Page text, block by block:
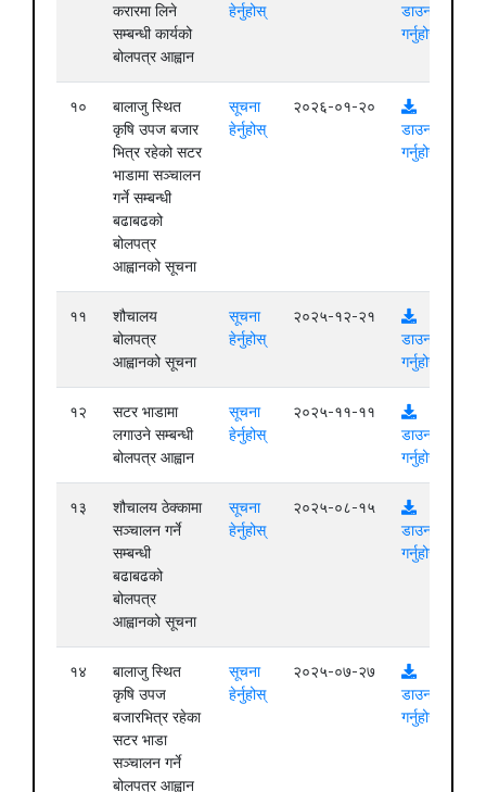
करारमा लिने
सम्बन्धी कार्यको
बोलपत्र आह्वान
हेर्नुहोस्
डाउनलोड
गर्नुहोस्
१०
बालाजु स्थित
कृषि उपज बजार
भित्र रहेको सटर
भाडामा सञ्चालन
गर्ने सम्बन्धी
बढाबढको
बोलपत्र
आह्वानको सूचना
सूचना
हेर्नुहोस्
२०२६-०१-२०
डाउनलोड
गर्नुहोस्
११
शौचालय
बोलपत्र
आह्वानको सूचना
सूचना
हेर्नुहोस्
२०२५-१२-२१
डाउनलोड
गर्नुहोस्
१२
सटर भाडामा
लगाउने सम्बन्धी
बोलपत्र आह्वान
सूचना
हेर्नुहोस्
२०२५-११-११
डाउनलोड
गर्नुहोस्
१३
शौचालय ठेक्कामा
सञ्चालन गर्ने
सम्बन्धी
बढाबढको
बोलपत्र
आह्वानको सूचना
सूचना
हेर्नुहोस्
२०२५-०८-१५
डाउनलोड
गर्नुहोस्
१४
बालाजु स्थित
कृषि उपज
बजारभित्र रहेका
सटर भाडा
सञ्चालन गर्ने
बोलपत्र आह्वान
सूचना
हेर्नुहोस्
२०२५-०७-२७
डाउनलोड
गर्नुहोस्